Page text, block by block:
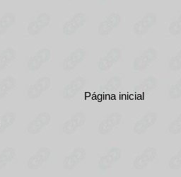
Página inicial